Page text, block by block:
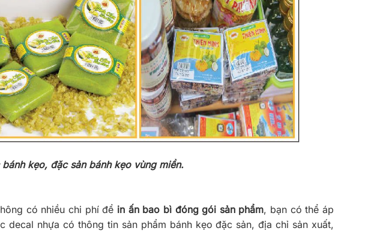
kẹo, đặc sản bánh kẹo vùng miền.
có nhiều chi phí để in ấn bao bì đóng gói sản phẩm, bạn có thể áp
decal nhựa có thông tin sản phẩm bánh kẹo đặc sản, địa chỉ sản xuất,